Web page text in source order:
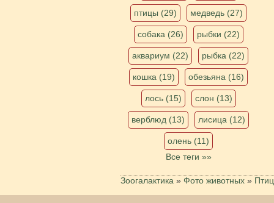
птицы (29) медведь (27)
собака (26) рыбки (22)
аквариум (22) рыбка (22)
кошка (19) обезьяна (16)
лось (15) слон (13)
верблюд (13) лисица (12)
олень (11)
Все теги »»
Зоогалактика » Фото животных »